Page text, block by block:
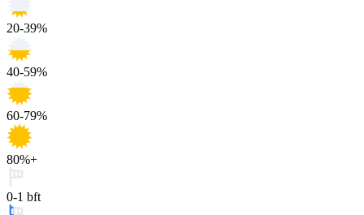
20-39%
40-59%
60-79%
80%+
0-1 bft